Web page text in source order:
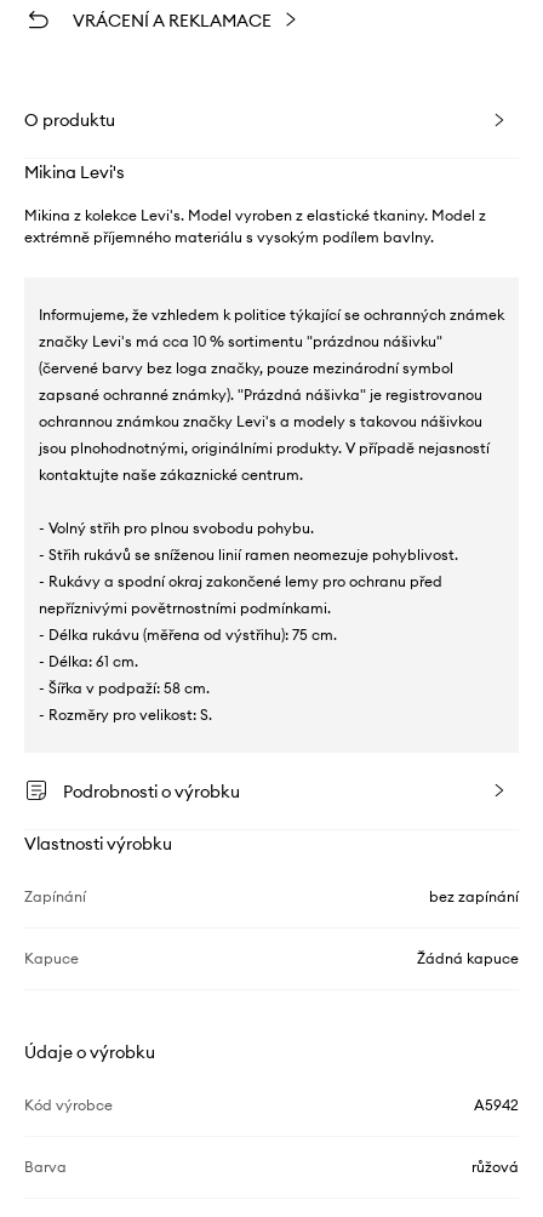
VRÁCENÍ A REKLAMACE
O produktu
Mikina Levi's
Mikina z kolekce Levi's. Model vyroben z elastické tkaniny. Model z
extrémně příjemného materiálu s vysokým podílem bavlny.
Informujeme, že vzhledem k politice týkající se ochranných známek
značky Levi's má cca 10 % sortimentu "prázdnou nášivku"
(červené barvy bez loga značky, pouze mezinárodní symbol
zapsané ochranné známky). "Prázdná nášivka" je registrovanou
ochrannou známkou značky Levi's a modely s takovou nášivkou
jsou plnohodnotnými, originálními produkty. V případě nejasností
kontaktujte naše zákaznické centrum.
- Volný střih pro plnou svobodu pohybu.
- Střih rukávů se sníženou linií ramen neomezuje pohyblivost.
- Rukávy a spodní okraj zakončené lemy pro ochranu před
nepříznivými povětrnostními podmínkami.
- Délka rukávu (měřena od výstřihu): 75 cm.
- Délka: 61 cm.
- Šířka v podpaží: 58 cm.
- Rozměry pro velikost: S.
Podrobnosti o výrobku
Vlastnosti výrobku
Zapínání bez zapínání
Kapuce Žádná kapuce
Údaje o výrobku
Kód výrobce A5942
Barva růžová